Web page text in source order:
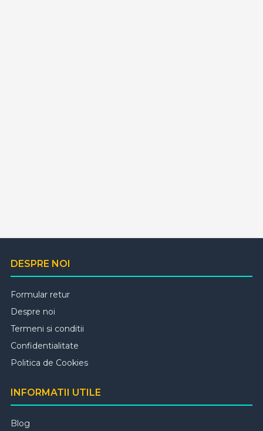
DESPRE NOI
Formular retur
Despre noi
Termeni si conditii
Confidentialitate
Politica de Cookies
INFORMATII UTILE
Blog